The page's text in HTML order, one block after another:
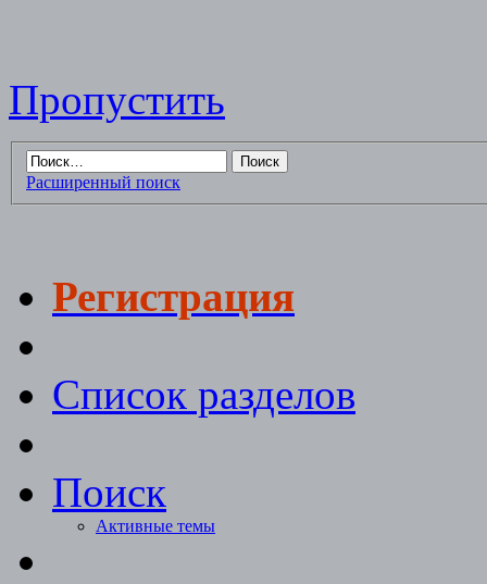
Пропустить
Расширенный поиск
Регистрация
Список разделов
Поиск
Активные темы